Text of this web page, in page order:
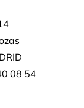
08 54